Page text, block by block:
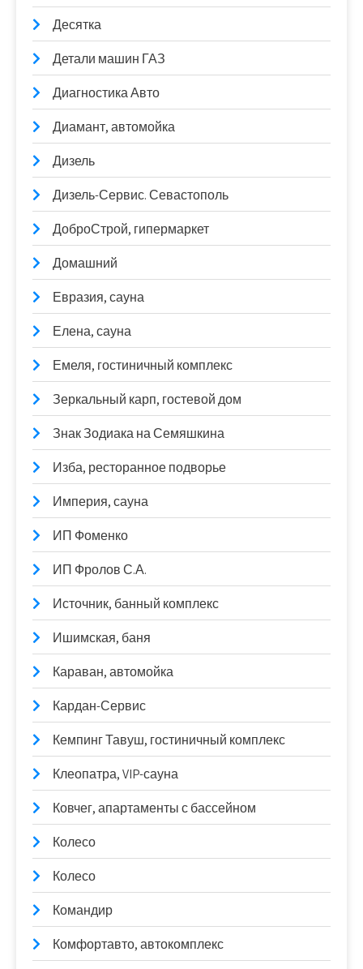
Десятка
Детали машин ГАЗ
Диагностика Авто
Диамант, автомойка
Дизель
Дизель-Сервис. Севастополь
ДоброСтрой, гипермаркет
Домашний
Евразия, сауна
Елена, сауна
Емеля, гостиничный комплекс
Зеркальный карп, гостевой дом
Знак Зодиака на Семяшкина
Изба, ресторанное подворье
Империя, сауна
ИП Фоменко
ИП Фролов С.А.
Источник, банный комплекс
Ишимская, баня
Караван, автомойка
Кардан-Сервис
Кемпинг Тавуш, гостиничный комплекс
Клеопатра, VIP-сауна
Ковчег, апартаменты с бассейном
Колесо
Колесо
Командир
Комфортавто, автокомплекс